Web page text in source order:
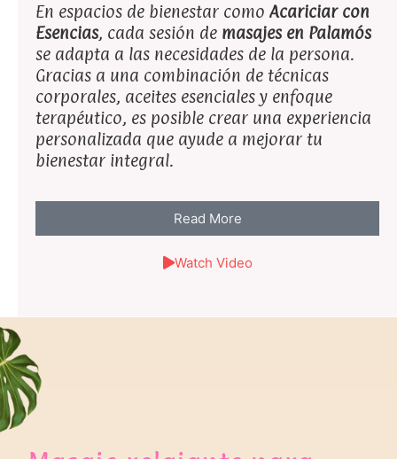
En espacios de bienestar como Acariciar con
Esencias, cada sesión de masajes en Palamós
se adapta a las necesidades de la persona.
Gracias a una combinación de técnicas
corporales, aceites esenciales y enfoque
terapéutico, es posible crear una experiencia
personalizada que ayude a mejorar tu
bienestar integral.
Read More
Watch Video